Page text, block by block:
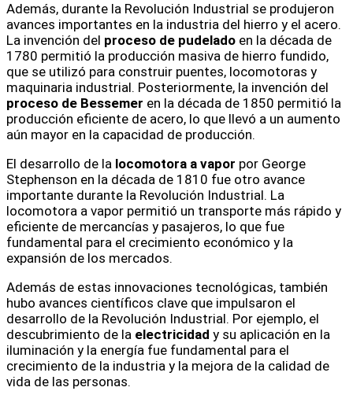
Además, durante la Revolución Industrial se produjeron
avances importantes en la industria del hierro y el acero.
La invención del proceso de pudelado en la década de
1780 permitió la producción masiva de hierro fundido,
que se utilizó para construir puentes, locomotoras y
maquinaria industrial. Posteriormente, la invención del
proceso de Bessemer en la década de 1850 permitió la
producción eficiente de acero, lo que llevó a un aumento
aún mayor en la capacidad de producción.
El desarrollo de la locomotora a vapor por George
Stephenson en la década de 1810 fue otro avance
importante durante la Revolución Industrial. La
locomotora a vapor permitió un transporte más rápido y
eficiente de mercancías y pasajeros, lo que fue
fundamental para el crecimiento económico y la
expansión de los mercados.
Además de estas innovaciones tecnológicas, también
hubo avances científicos clave que impulsaron el
desarrollo de la Revolución Industrial. Por ejemplo, el
descubrimiento de la electricidad y su aplicación en la
iluminación y la energía fue fundamental para el
crecimiento de la industria y la mejora de la calidad de
vida de las personas.